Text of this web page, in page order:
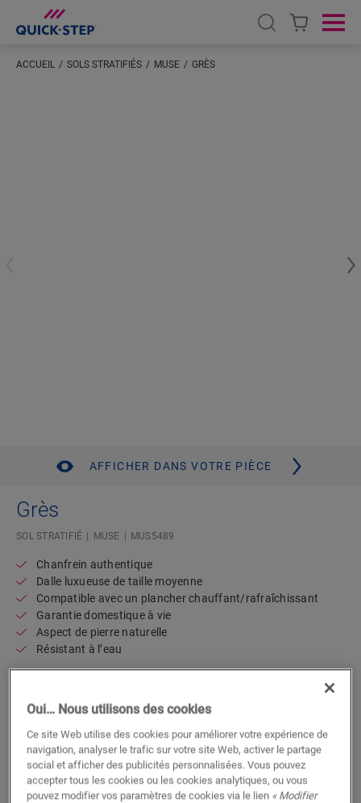
Open search
ACCUEIL SOLS STRATIFIÉS MUSE GRÈS
AFFICHER DANS VOTRE PIÈCE
Grès
SOL STRATIFIÉ MUSE MUS5489
Chanfrein authentique
Dalle luxueuse de taille moyenne
Compatible avec un plancher chauffant/rafraîchissant
Garantie domestique à vie
Aspect de pierre naturelle
Résistant à l’eau
Trouvez un revendeur près de chez
Vous brûlez d’impatience de voir ce sol en vrai ? Vous
vous posez des questions ? Il y a toujours un
revendeur Quick-Step à proximité.
Oui… Nous utilisons des cookies
Ce site Web utilise des cookies pour améliorer votre expérience de
navigation, analyser le trafic sur votre site Web, activer le partage
social et afficher des publicités personnalisées. Vous pouvez
accepter tous les cookies ou les cookies analytiques, ou vous
pouvez modifier vos paramètres de cookies via le lien « Modifier